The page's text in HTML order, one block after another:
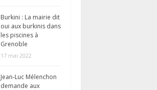
Burkini : La mairie dit
oui aux burkinis dans
les piscines à
Grenoble
17 mai 2022
Jean-Luc Mélenchon
demande aux